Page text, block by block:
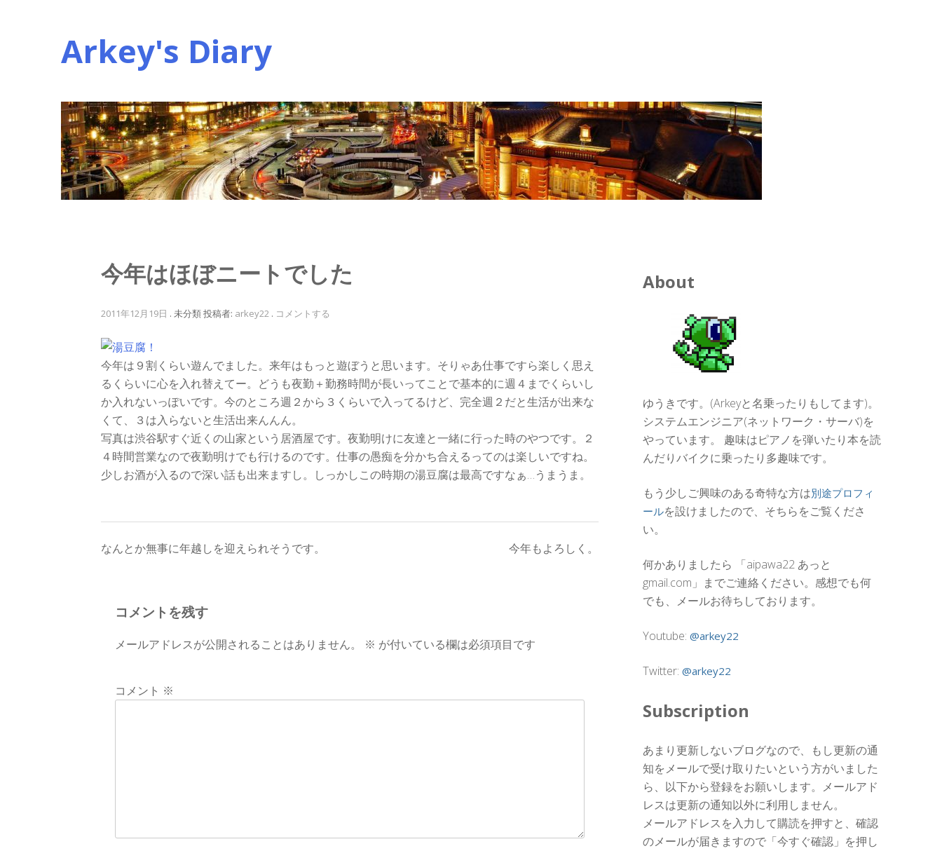
Arkey's Diary
今年はほぼニートでした
2011年12月19日 . 未分類投稿者: arkey22 . コメントする
今年は９割くらい遊んでました。来年はもっと遊ぼうと思います。そりゃあ仕事ですら楽しく思え
るくらいに心を入れ替えてー。どうも夜勤＋勤務時間が長いってことで基本的に週４までくらいし
か入れないっぽいです。今のところ週２から３くらいで入ってるけど、完全週２だと生活が出来な
くて、３は入らないと生活出来んんん。
写真は渋谷駅すぐ近くの山家という居酒屋です。夜勤明けに友達と一緒に行った時のやつです。２
４時間営業なので夜勤明けでも行けるのです。仕事の愚痴を分かち合えるってのは楽しいですね。
少しお酒が入るので深い話も出来ますし。しっかしこの時期の湯豆腐は最高ですなぁ…うまうま。
投
ナ
ー
なんとか無事に年越しを迎えられそうです。 今年もよろしく。
コメントを残す
メールアドレスが公開されることはありません。 ※ が付いている欄は必須項目です
コメント ※
About
ゆうきです。(Arkeyと名乗ったりもしてます)。
システムエンジニア(ネットワーク・サーバ)を
やっています。 趣味はピアノを弾いたり本を読
んだりバイクに乗ったり多趣味です。
もう少しご興味のある奇特な方は別途プロフィ
ールを設けましたので、そちらをご覧くださ
い。
何かありましたら 「aipawa22 あっと
gmail.com」までご連絡ください。感想でも何
でも、メールお待ちしております。
Youtube: @arkey22
Twitter: @arkey22
Subscription
あまり更新しないブログなので、もし更新の通
知をメールで受け取りたいという方がいました
ら、以下から登録をお願いします。メールアド
レスは更新の通知以外に利用しません。
メールアドレスを入力して購読を押すと、確認
のメールが届きますので「今すぐ確認」を押し